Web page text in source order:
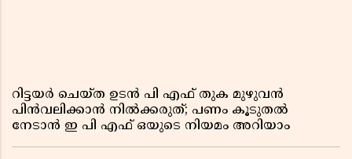
റിട്ടയർ ചെയ്ത ഉടൻ പി എഫ് തുക മുഴുവൻ
പിൻവലിക്കാൻ നിൽക്കരുത്; പണം കൂടുതൽ
നേടാൻ ഇ പി എഫ് ഒയുടെ നിയമം അറിയാം